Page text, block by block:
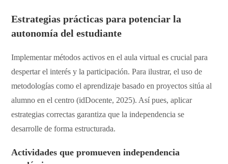
​Estrategias prácticas para potenciar la
autonomía del estudiante
​Implementar métodos activos en el aula virtual es crucial para
despertar el interés y la participación. Para ilustrar, el uso de
metodologías como el aprendizaje basado en proyectos sitúa al
alumno en el centro (idDocente, 2025). Así pues, aplicar
estrategias correctas garantiza que la independencia se
desarrolle de forma estructurada.
Actividades que promueven independencia